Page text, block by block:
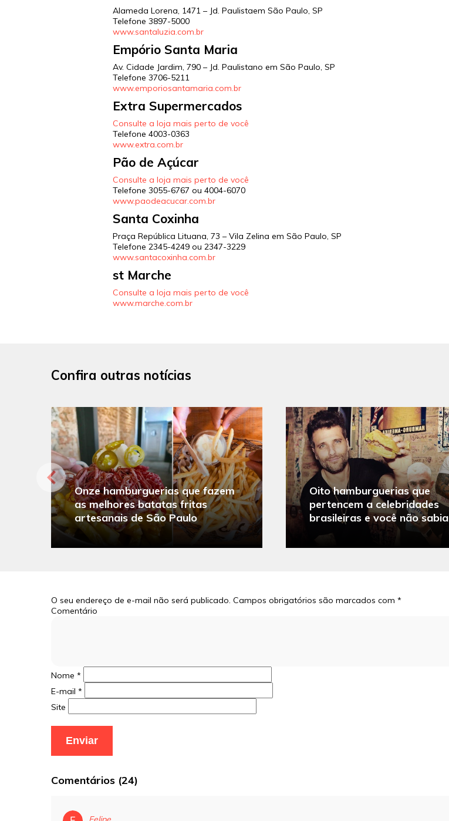
Alameda Lorena, 1471 – Jd. Paulistaem São Paulo, SP
Telefone 3897-5000
www.santaluzia.com.br
Empório Santa Maria
Av. Cidade Jardim, 790 – Jd. Paulistano em São Paulo, SP
Telefone 3706-5211
www.emporiosantamaria.com.br
Extra Supermercados
Consulte a loja mais perto de você
Telefone 4003-0363
www.extra.com.br
Pão de Açúcar
Consulte a loja mais perto de você
Telefone 3055-6767 ou 4004-6070
www.paodeacucar.com.br
Santa Coxinha
Praça República Lituana, 73 – Vila Zelina em São Paulo, SP
Telefone 2345-4249 ou 2347-3229
www.santacoxinha.com.br
st Marche
Consulte a loja mais perto de você
www.marche.com.br
Confira outras notícias
Onze hamburguerias que fazem
as melhores batatas fritas
artesanais de São Paulo
Oito hamburguerias que
pertencem a celebridades
brasileiras e você não sabia
O seu endereço de e-mail não será publicado. Campos obrigatórios são marcados com *
Comentário
Nome *
E-mail *
Site
Comentários (24)